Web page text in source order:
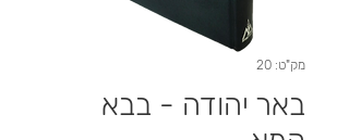
מק"ט: 20
באר יהודה - בבא